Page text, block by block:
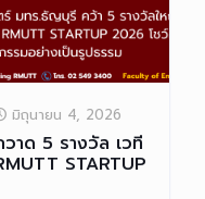
มิถุนายน 4, 2026
าด 5 รางวัล เวที
STARTUP